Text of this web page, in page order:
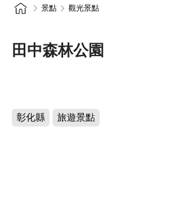
景點 觀光景點
田中森林公園
彰化縣 旅遊景點